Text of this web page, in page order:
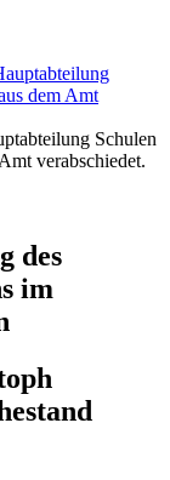
Schulen
verabschiedet.
des
im